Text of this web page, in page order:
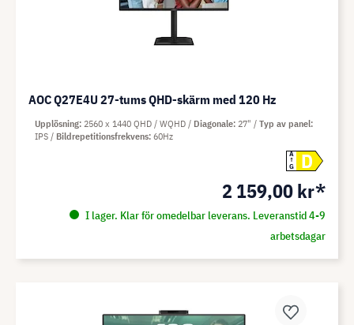
AOC Q27E4U 27-tums QHD-skärm med 120 Hz
A
G
D
2 159,00 kr*
I lager. Klar för omedelbar leverans. Leveranstid 4-9
arbetsdagar
Upplösning 2560 x 1440 QHD / WQHD Diagonale 27"
Typ av panel
IPS
Bildrepetitionsfrekvens 60Hz